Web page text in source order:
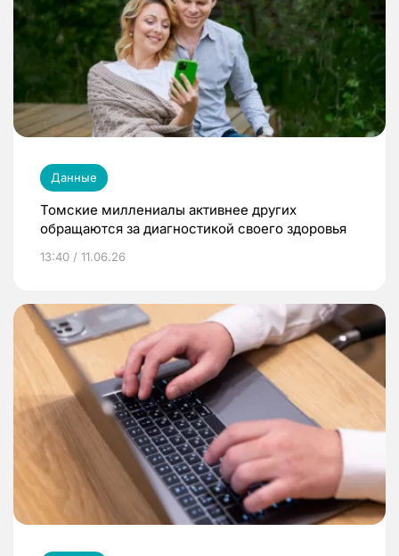
Данные
Томские миллениалы активнее других
обращаются за диагностикой своего здоровья
13:40 / 11.06.26